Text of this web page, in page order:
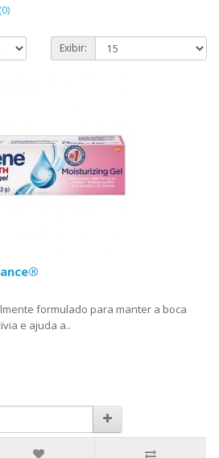
Exibir:
formulado para manter a boca
e ajuda a..